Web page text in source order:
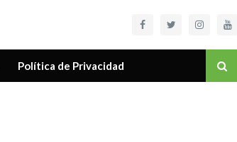
Política de Privacidad